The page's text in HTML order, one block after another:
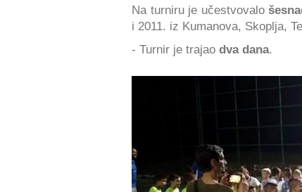
Na turniru je učestvovalo
i 2011. iz Kumanova, Skoplja,
- Turnir je trajao dva dana.